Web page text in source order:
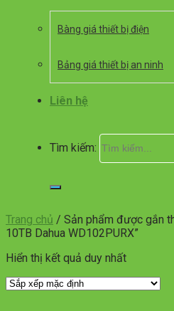
Bàng giá thiết bị điện
Bảng giá thiết bị an ninh
Liên hệ
Tìm kiếm:
Trang chủ / Sản phẩm được gắn
10TB Dahua WD102PURX”
Hiển thị kết quả duy nhất